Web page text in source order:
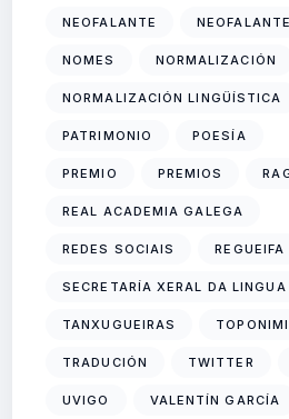
NEOFALANTE
NOMES NORMALIZACIÓN
NORMALIZACIÓN LINGÜÍSTICA
PATRIMONIO POESÍA
PREMIO PREMIOS
REAL ACADEMIA GALEGA
REDES SOCIAIS REGUEIFA
SECRETARÍA XERAL DA LINGUA
TANXUGUEIRAS
TRADUCIÓN TWITTER
UVIGO VALENTÍN GARCÍA